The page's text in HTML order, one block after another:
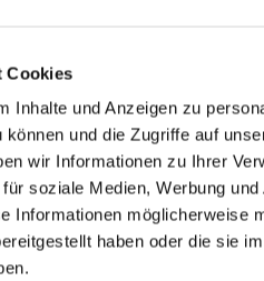
Cookies
Inhalte und Anzeigen zu
und die Zugriffe auf
wir Informationen zu Ihrer
soziale Medien, Werbung
Informationen möglicherweise
haben oder die sie